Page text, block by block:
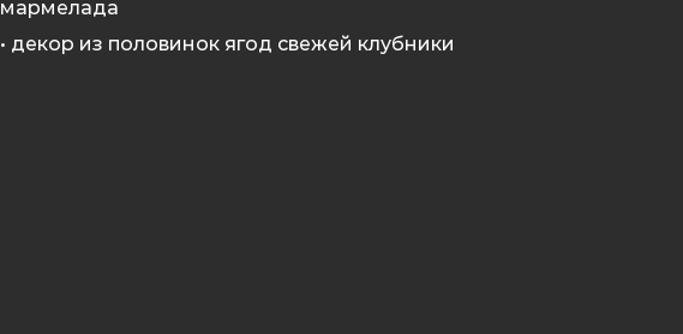
мармелада
• декор из половинок ягод свежей клубники